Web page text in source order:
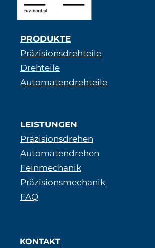
PRODUKTE
Präzisionsdrehteile
Drehteile
Automatendrehteile
LEISTUNGEN
Präzisionsdrehen
Automatendrehen
Feinmechanik
Präzisionsmechanik
FAQ
KONTAKT